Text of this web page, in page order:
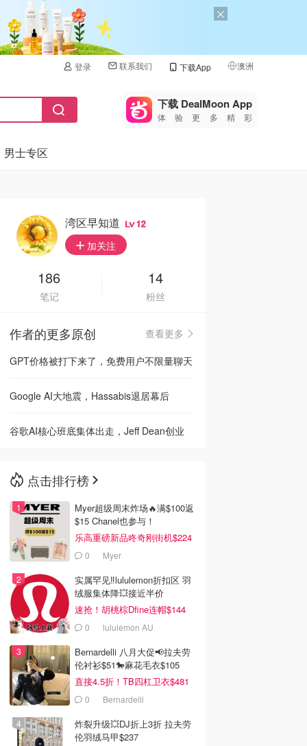
登录 联系我们 下载App 澳洲
🇺🇸
🇨🇳 中国
🇦🇺
🇳🇿新西兰
下载 DealMoon App
体验更多精彩
男士专区
湾区早知道 12
加关注
186
笔记
14
粉丝
作者的更多原创
查看更多
GPT价格被打下来了，免费用户不限量聊天
Google AI大地震，Hassabis退居幕后
谷歌AI核心班底集体出走，Jeff Dean创业
点击排行榜
Myer超级周末炸场🔥满$100返
$15 Chanel也参与！
乐高重磅新品咚奇刚街机$224
0 Myer
实属罕见‼️lululemon折扣区 羽
绒服集体降💥接近半价
速抢！胡桃棕Dfine连帽$144
0 lululemon AU
Bernardelli 八月大促📢拉夫劳
伦衬衫$51🐎麻花毛衣$105
直接4.5折！TB四杠卫衣$481
0 Bernardelli
炸裂升级💥DJ折上3折 拉夫劳
伦羽绒马甲$237